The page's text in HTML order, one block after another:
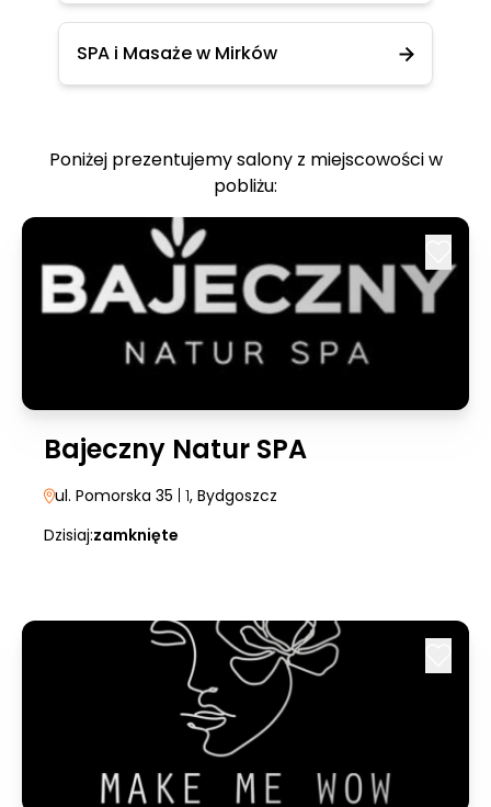
SPA i Masaże w Mirków
Poniżej prezentujemy salony z miejscowości w
pobliżu:
Bajeczny Natur SPA
ul. Pomorska 35 | 1, Bydgoszcz
Dzisiaj:zamknięte